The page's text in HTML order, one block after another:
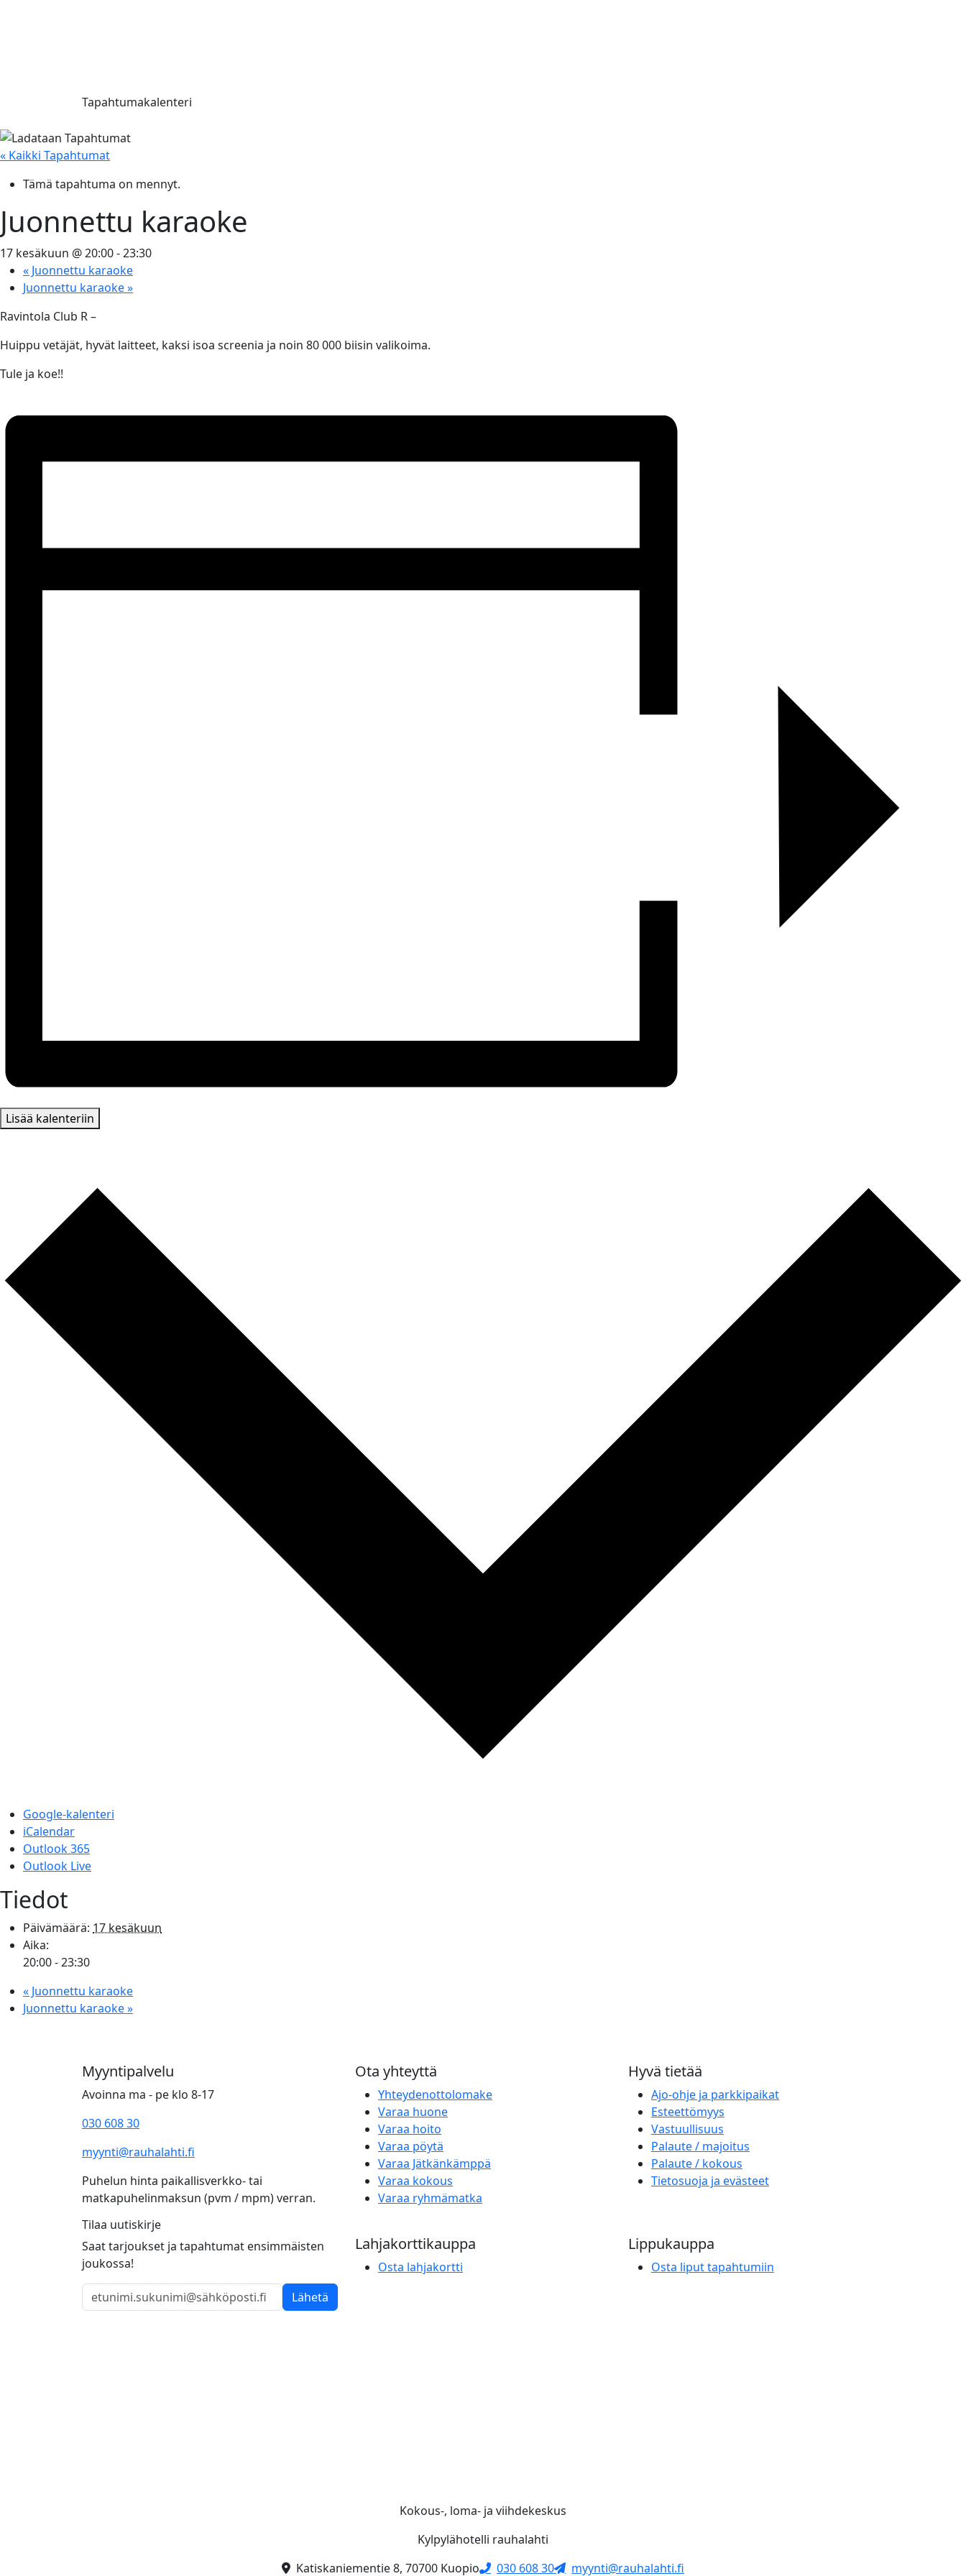
Tapahtumakalenteri
« Kaikki Tapahtumat
Tämä tapahtuma on mennyt.
Juonnettu karaoke
17 kesäkuun @ 20:00-23:30
« Juonnettu karaoke
Juonnettu karaoke»
Ravintola Club R –
Huippu vetäjät, hyvät laitteet, kaksi isoa screenia ja noin 80 000 biisin valikoima.
Tule ja koe!!
Lisää kalenteriin
Google-kalenteri
iCalendar
Outlook 365
Outlook Live
Tiedot
Päivämäärä: 17 kesäkuun
Aika:
20:00 - 23:30
« Juonnettu karaoke
Juonnettu karaoke»
Myyntipalvelu
Avoinna ma - pe klo 8-17
030 608 30
myynti@rauhalahti.fi
Puhelun hinta paikallisverkko- tai
matkapuhelinmaksun (pvm / mpm) verran.
Tilaa uutiskirje
Saat tarjoukset ja tapahtumat ensimmäisten
joukossa!
Lähetä
Ota yhteyttä
Yhteydenottolomake
Varaa huone
Varaa hoito
Varaa pöytä
Varaa Jätkänkämppä
Varaa kokous
Varaa ryhmämatka
Hyvä tietää
Ajo-ohje ja parkkipaikat
Esteettömyys
Vastuullisuus
Palaute / majoitus
Palaute / kokous
Tietosuoja ja evästeet
Lahjakorttikauppa
Osta lahjakortti
Lippukauppa
Osta liput tapahtumiin
Kokous-, loma- ja viihdekeskus
Kylpylähotelli rauhalahti
Katiskaniementie 8, 70700 Kuopio
030 608 30 myynti@rauhalahti.fi